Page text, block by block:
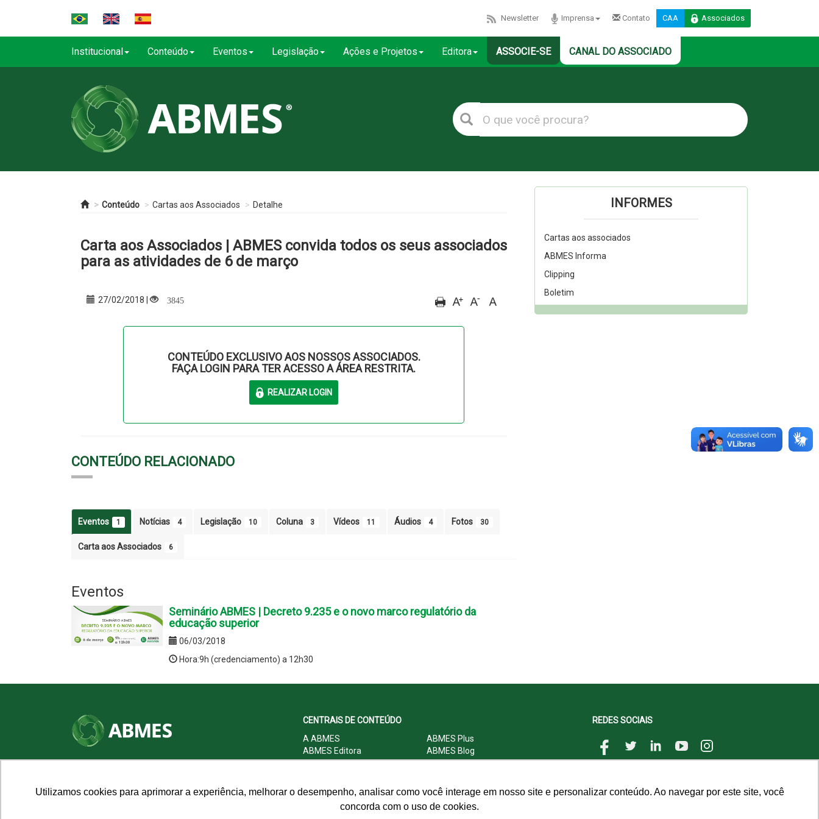
Utilizamos cookies para aprimorar a experiência, melhorar o desempenho, analisar como você interage em nosso site e personalizar conteúdo. Ao navegar por este site, você
concorda com o uso de cookies.
Newsletter Imprensa Contato CAA Associados
Institucional Conteúdo Eventos Legislação Ações e Projetos Editora ASSOCIE-SE CANAL DO ASSOCIADO
Conteúdo Cartas aos Associados Detalhe
Carta aos Associados | ABMES convida todos os seus associados
para as atividades de 6 de março
27/02/2018 | 3845
CONTEÚDO EXCLUSIVO AOS NOSSOS ASSOCIADOS.
FAÇA LOGIN PARA TER ACESSO A ÁREA RESTRITA.
CONTEÚDO RELACIONADO
Eventos 1 Notícias 4 Legislação 10 Coluna 3 Vídeos 11 Áudios 4 Fotos 30
Carta aos Associados 6
Eventos
Seminário ABMES | Decreto 9.235 e o novo marco regulatório da
educação superior
06/03/2018
Hora:9h (credenciamento) a 12h30
INFORMES
Cartas aos associados
ABMES Informa
Clipping
Boletim
CEP: 70.701-060 - Asa Norte, Brasília/DF
CENTRAIS DE CONTEÚDO
A ABMES
ABMES Plus
ABMES Editora
ABMES Blog
ABMES LInC
Legislação
Central do Associado ABMES
Contato
REDES SOCIAIS